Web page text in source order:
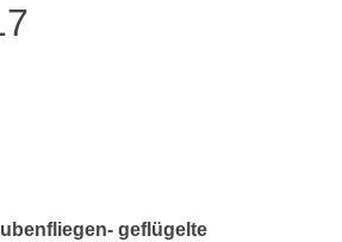
geflügelte